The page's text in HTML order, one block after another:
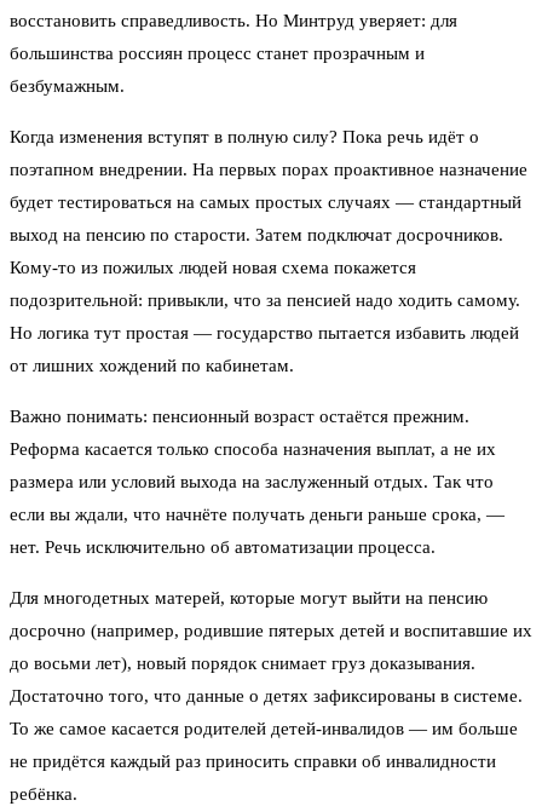
восстановить справедливость. Но Минтруд уверяет: для
большинства россиян процесс станет прозрачным и
безбумажным.
Когда изменения вступят в полную силу? Пока речь идёт о
поэтапном внедрении. На первых порах проактивное назначение
будет тестироваться на самых простых случаях — стандартный
выход на пенсию по старости. Затем подключат досрочников.
Кому-то из пожилых людей новая схема покажется
подозрительной: привыкли, что за пенсией надо ходить самому.
Но логика тут простая — государство пытается избавить людей
от лишних хождений по кабинетам.
Важно понимать: пенсионный возраст остаётся прежним.
Реформа касается только способа назначения выплат, а не их
размера или условий выхода на заслуженный отдых. Так что
если вы ждали, что начнёте получать деньги раньше срока, —
нет. Речь исключительно об автоматизации процесса.
Для многодетных матерей, которые могут выйти на пенсию
досрочно (например, родившие пятерых детей и воспитавшие их
до восьми лет), новый порядок снимает груз доказывания.
Достаточно того, что данные о детях зафиксированы в системе.
То же самое касается родителей детей-инвалидов — им больше
не придётся каждый раз приносить справки об инвалидности
ребёнка.